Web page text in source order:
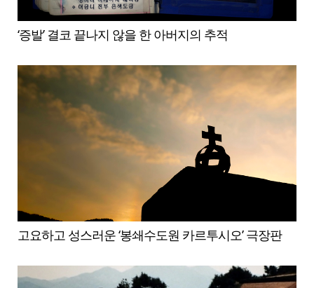
‘증발’ 결코 끝나지 않을 한 아버지의 추적
고요하고 성스러운 ‘봉쇄수도원 카르투시오’ 극장판